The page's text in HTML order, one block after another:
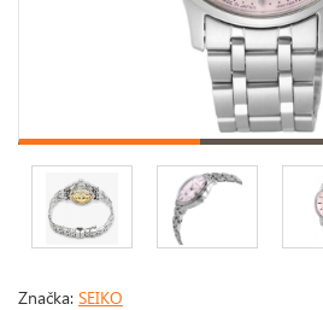
Značka: SEIKO